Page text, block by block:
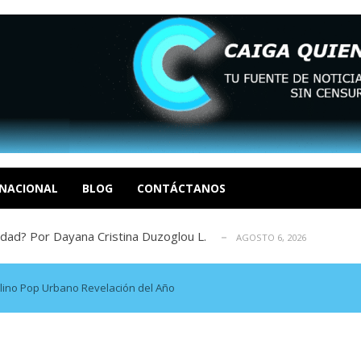
BLOG CONTÁCTANOS
de derechos humanos en el Minister... AGOSTO 6, 2026
un mercado impulsado por el auge de... AGOSTO 6, 2026
La Guaira que hasta ahora no había ...
Por Dayana Cristina Duzoglou L.
apagones y promesas incumplidas... AGOSTO 6, 2026
de derechos humanos en el Minister... AGOSTO 6, 2026
un mercado impulsado por el auge de...
en La Guaira que hasta ahora no había ... AGOSTO 6, 2026
Pop Urbano Revelación del Año